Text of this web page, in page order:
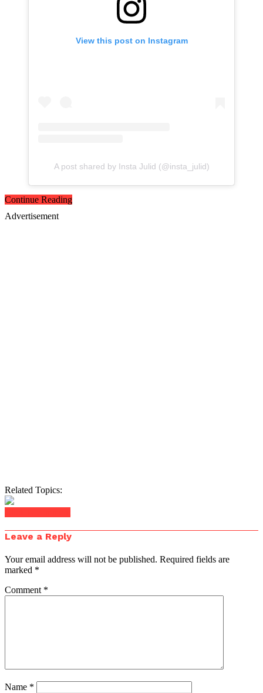
View this post on Instagram
A post shared by Insta Julid (@insta_julid)
Continue Reading
Advertisement
Related Topics:
Leave a Reply
Your email address will not be published. Required fields are
marked *
Comment *
Name *